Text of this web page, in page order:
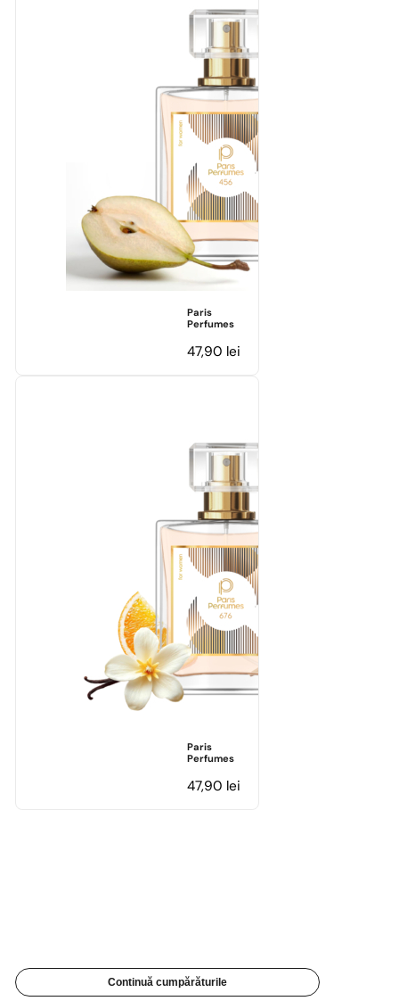
Paris
Perfumes
47,90 lei
Paris
Perfumes
47,90 lei
Continuă cumpărăturile